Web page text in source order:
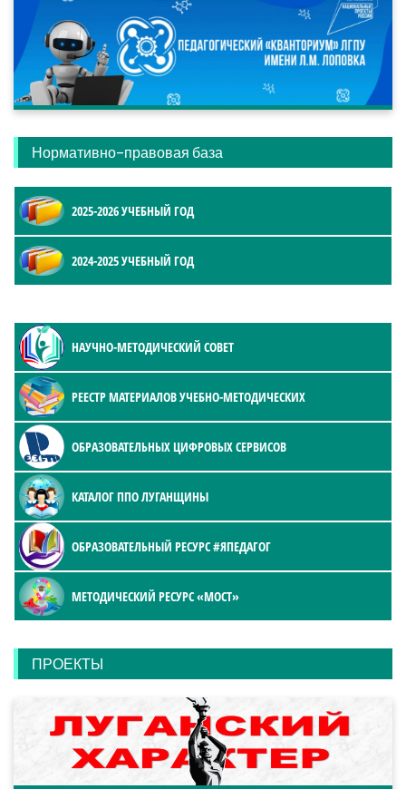
Нормативно-правовая база
2025-2026 УЧЕБНЫЙ ГОД
2024-2025 УЧЕБНЫЙ ГОД
НАУЧНО-МЕТОДИЧЕСКИЙ СОВЕТ
РЕЕСТР МАТЕРИАЛОВ УЧЕБНО-МЕТОДИЧЕСКИХ
ОБРАЗОВАТЕЛЬНЫХ ЦИФРОВЫХ СЕРВИСОВ
КАТАЛОГ ППО ЛУГАНЩИНЫ
ОБРАЗОВАТЕЛЬНЫЙ РЕСУРС #ЯПЕДАГОГ
МЕТОДИЧЕСКИЙ РЕСУРС «МОСТ»
ПРОЕКТЫ